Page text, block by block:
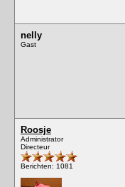
nelly
Gast
Roosje
Administrator
Directeur
Berichten: 1081